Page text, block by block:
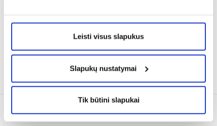
Leisti visus slapukus
Slapukų nustatymai
Tik būtini slapukai
% PAPILDOMA NUOLAIDA % PAPILDOMA NUOLAIDA
Į krepšelį